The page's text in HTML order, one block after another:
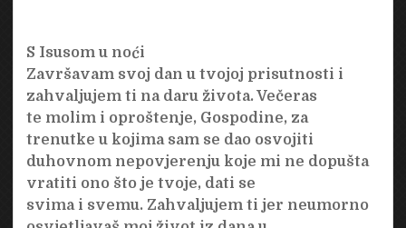
S Isusom u noći
Završavam svoj dan u tvojoj prisutnosti i
zahvaljujem ti na daru života. Večeras
te molim i oproštenje, Gospodine, za
trenutke u kojima sam se dao osvojiti
duhovnom nepovjerenju koje mi ne dopušta
vratiti ono što je tvoje, dati se
svima i svemu. Zahvaljujem ti jer neumorno